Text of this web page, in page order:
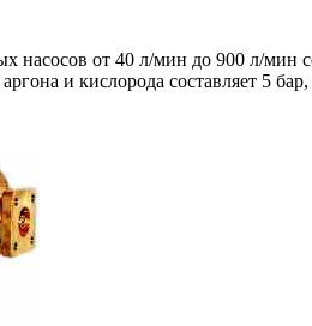
насосов от 40 л/мин до 900 л/
и кислорода составляет 5